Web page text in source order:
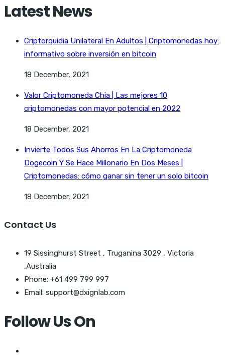
Latest News
Criptorquidia Unilateral En Adultos | Criptomonedas hoy:
informativo sobre inversión en bitcoin
18 December, 2021
Valor Criptomoneda Chia | Las mejores 10
criptomonedas con mayor potencial en 2022
18 December, 2021
Invierte Todos Sus Ahorros En La Criptomoneda
Dogecoin Y Se Hace Millonario En Dos Meses |
Criptomonedas: cómo ganar sin tener un solo bitcoin
18 December, 2021
Contact Us
19 Sissinghurst Street , Truganina 3029 , Victoria
,Australia
Phone: +61 499 799 997
Email: support@dxignlab.com
Follow Us On